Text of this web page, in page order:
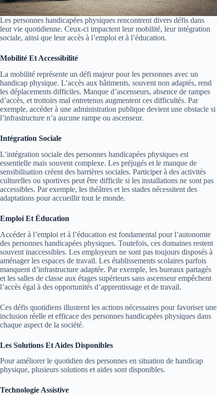
Les personnes handicapées physiques rencontrent divers défis dans
leur vie quotidienne. Ceux-ci impactent leur mobilité, leur intégration
sociale, ainsi que leur accès à l’emploi et à l’éducation.
Mobilité Et Accessibilité
La mobilité représente un défi majeur pour les personnes avec un
handicap physique. L’accès aux bâtiments, souvent non adaptés, rend
les déplacements difficiles. Manque d’ascenseurs, absence de rampes
d’accès, et trottoirs mal entretenus augmentent ces difficultés. Par
exemple, accéder à une administration publique devient une obstacle si
l’infrastructure n’a aucune rampe ou ascenseur.
Intégration Sociale
L’intégration sociale des personnes handicapées physiques est
essentielle mais souvent complexe. Les préjugés et le manque de
sensibilisation créent des barrières sociales. Participer à des activités
culturelles ou sportives peut être difficile si les installations ne sont pas
accessibles. Par exemple, les théâtres et les stades nécessitent des
adaptations pour accueillir tout le monde.
Emploi Et Éducation
Accéder à l’emploi et à l’éducation est fondamental pour l’autonomie
des personnes handicapées physiques. Toutefois, ces domaines restent
souvent inaccessibles. Les employeurs ne sont pas toujours disposés à
aménager les espaces de travail. Les établissements scolaires parfois
manquent d’infrastructure adaptée. Par exemple, les bureaux partagés
et les salles de classe aux étages supérieurs sans ascenseur empêchent
l’accès égal à des opportunités d’apprentissage et de travail.
Ces défis quotidiens illustrent les actions nécessaires pour favoriser une
inclusion réelle et efficace des personnes handicapées physiques dans
chaque aspect de la société.
Les Solutions Et Aides Disponibles
Pour améliorer le quotidien des personnes en situation de handicap
physique, plusieurs solutions et aides sont disponibles.
Technologie Assistive